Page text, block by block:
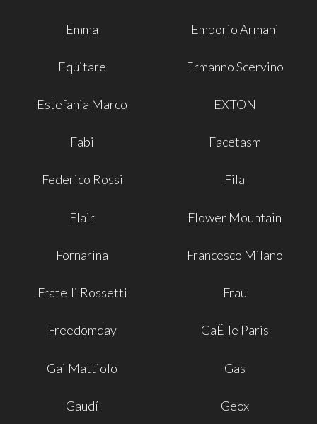
Emma Emporio Armani
Equitare Ermanno Scervino
Estefania Marco EXTON
Fabi Facetasm
Federico Rossi Fila
Flair Flower Mountain
Fornarina Francesco Milano
Fratelli Rossetti Frau
Freedomday GaËlle Paris
Gai Mattiolo Gas
Gaudí Geox